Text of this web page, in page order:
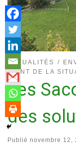
ACTUALITÉS
POINT DE LA
Les
des
Publié novembre 12,